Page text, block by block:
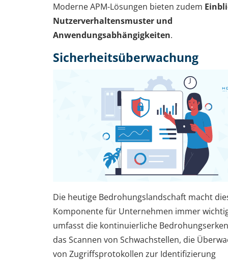
Moderne APM-Lösungen bieten zudem
Nutzerverhaltensmuster und
Anwendungsabhängigkeiten.
Sicherheitsüberwachung
Die heutige Bedrohungslandschaft macht
Komponente für Unternehmen immer
umfasst die kontinuierliche
das Scannen von Schwachstellen, die
von Zugriffsprotokollen zur Identifizierung